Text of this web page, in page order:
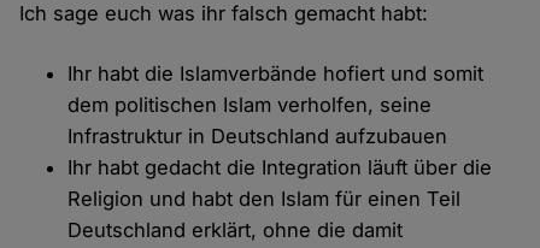
Ich sage euch was ihr falsch gemacht habt:
Ihr habt die Islamverbände hofiert und somit
dem politischen Islam verholfen, seine
Infrastruktur in Deutschland aufzubauen
Ihr habt gedacht die Integration läuft über die
Religion und habt den Islam für einen Teil
Deutschland erklärt, ohne die damit